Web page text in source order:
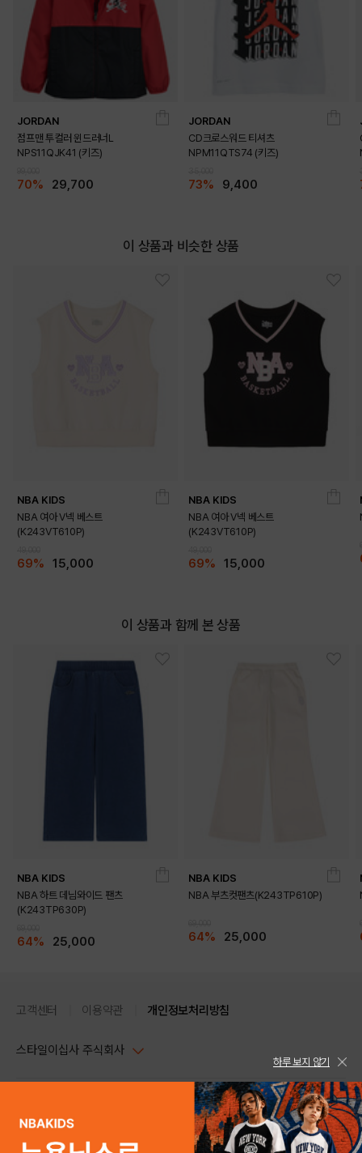
DETAILS
JORDAN
점프맨 투컬러 윈드러너L
NPS11QJK41 (키즈)
70% 29,700
JORDAN
CD크로스워드 티셔츠
NPM11QTS74 (키즈)
73% 9,400
이 상품과 비슷한 상품
NBA KIDS
NBA 여아 V넥 베스트
(K243VT610P)
69% 15,000
NBA KIDS
NBA 여아 V넥 베스트
(K243VT610P)
69% 15,000
이 상품과 함께 본 상품
NBA KIDS
NBA 하트 데님와이드 팬츠
(K243TP630P)
64% 25,000
NBA KIDS
NBA 부츠컷팬츠(K243TP610P)
64% 25,000
고객센터 이용약관 개인정보처리방침
스타일이십사 주식회사
주소 : 서울시 강남구 논현로 633, 6층 (논현동, 한세엠케이빌딩)
사업자등록번호 : 116-81-32499
스타일24 고객센터 1544-5336
평일 09:00~ 18:00 (토/일/공휴일 휴무)
하루 보지 않기